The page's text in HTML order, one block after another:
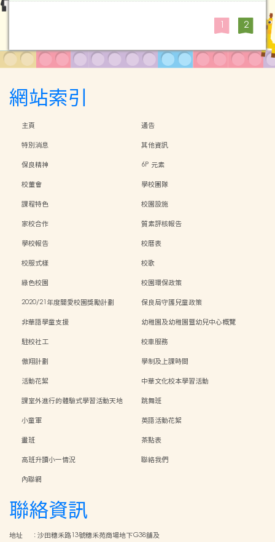
1 2
網站索引
主頁
通告
特別消息
其他資訊
保良精神
6P 元素
校董會
學校團隊
課程特色
校園設施
家校合作
質素評核報告
學校報告
校曆表
校服式樣
校歌
綠色校園
校園環保政策
2020/21年度關愛校園獎勵計劃
保良局守護兒童政策
非華語學童支援
幼稚園及幼稚園暨幼兒中心概覽
駐校社工
校車服務
傲翔計劃
學制及上課時間
活動花絮
中華文化校本學習活動
課室外進行的體驗式學習活動天地
跳舞班
小童軍
英語活動花絮
畫班
茶點表
高班升讀小一情況
聯絡我們
內聯網
聯絡資訊
地址 :沙田穗禾路13號穗禾苑商場地下G38舖及